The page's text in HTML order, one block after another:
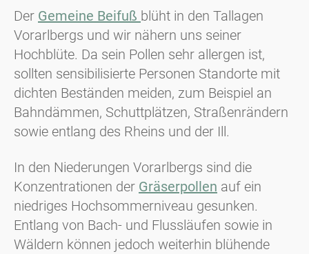
Der Gemeine Beifuß blüht in den Tallagen
Vorarlbergs und wir nähern uns seiner
Hochblüte. Da sein Pollen sehr allergen ist,
sollten sensibilisierte Personen Standorte mit
dichten Beständen meiden, zum Beispiel an
Bahndämmen, Schuttplätzen, Straßenrändern
sowie entlang des Rheins und der Ill.
In den Niederungen Vorarlbergs sind die
Konzentrationen der Gräserpollen auf ein
niedriges Hochsommerniveau gesunken.
Entlang von Bach- und Flussläufen sowie in
Wäldern können jedoch weiterhin blühende